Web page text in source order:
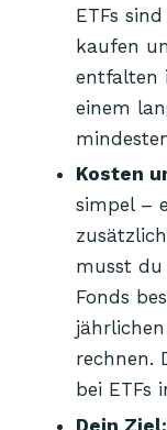
ETFs
kaufen
entfalten
einem
Kosten
simpel –
musst du
Fonds
rechnen.
bei ETFs
Dein Ziel: